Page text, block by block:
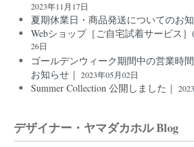
2023年11月17日
夏期休業日・商品発送についてのお知
Webショップ［ご自宅試着サービス］
26日
ゴールデンウィーク期間中の営業時
お知らせ｜ 2023年05月02日
Summer Collection 公開しました｜
デザイナー・ヤマダカホル Blog